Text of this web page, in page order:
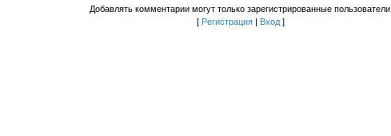
Добавлять комментарии могут только зарегистрированные пользователи.
[ Регистрация Вход ]